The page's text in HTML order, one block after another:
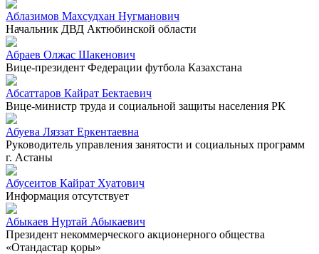
Аблазимов Махсудхан Нугманович
Начальник ДВД Актюбинской области
Абраев Олжас Шакенович
Вице-президент Федерации футбола Казахстана
Абсаттаров Кайрат Бектаевич
Вице-министр труда и социальной защиты населения РК
Абуева Ляззат Еркентаевна
Руководитель управления занятости и социальных программ
г. Астаны
Абусеитов Кайрат Хуатович
Информация отсутствует
Абыкаев Нуртай Абыкаевич
Президент некоммерческого акционерного общества
«Отандастар қоры»